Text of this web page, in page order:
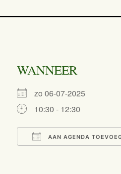
WANNEER
zo 06-07-2025
10:30 - 12:30
AAN AGENDA